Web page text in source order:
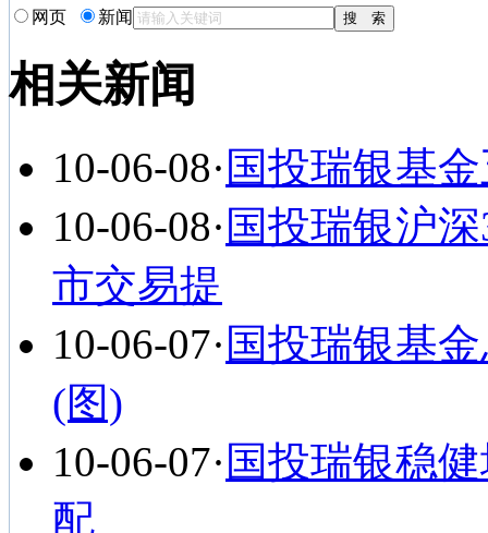
网页 新闻
相关新闻
10-06-08· 国投瑞银基
10-06-08· 国投瑞银沪
市交易提
10-06-07· 国投瑞银基
(图)
10-06-07· 国投瑞银稳
配